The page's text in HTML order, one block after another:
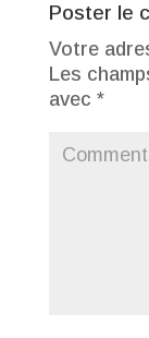
Poster le
Votre
Les
avec *